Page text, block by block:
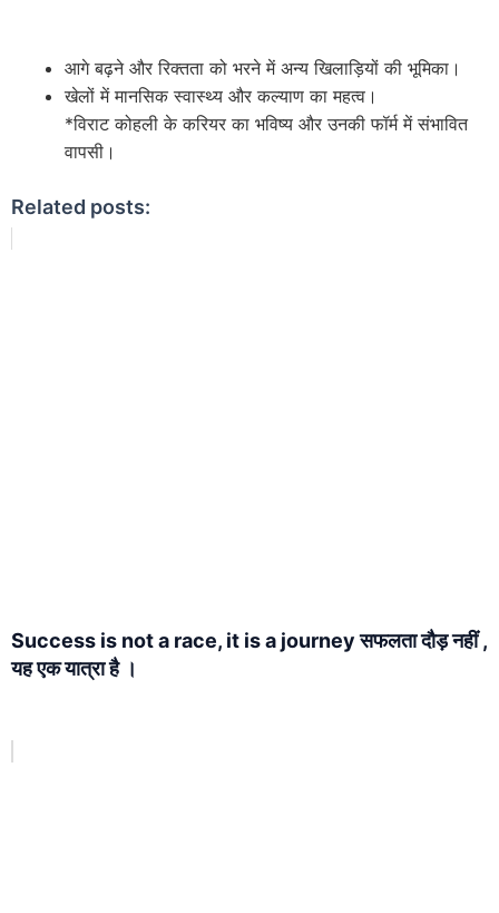
आगे बढ़ने और रिक्तता को भरने में अन्य खिलाड़ियों की भूमिका।
खेलों में मानसिक स्वास्थ्य और कल्याण का महत्व।
*विराट कोहली के करियर का भविष्य और उनकी फॉर्म में संभावित
वापसी।
Related posts:
Success is not a race, it is a journey सफलता दौड़ नहीं ,
यह एक यात्रा है ।